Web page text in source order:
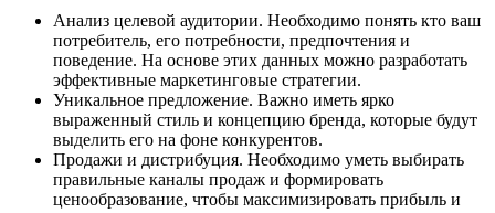
Анализ целевой аудитории. Необходимо понять кто ваш
потребитель, его потребности, предпочтения и
поведение. На основе этих данных можно разработать
эффективные маркетинговые стратегии.
Уникальное предложение. Важно иметь ярко
выраженный стиль и концепцию бренда, которые будут
выделить его на фоне конкурентов.
Продажи и дистрибуция. Необходимо уметь выбирать
правильные каналы продаж и формировать
ценообразование, чтобы максимизировать прибыль и